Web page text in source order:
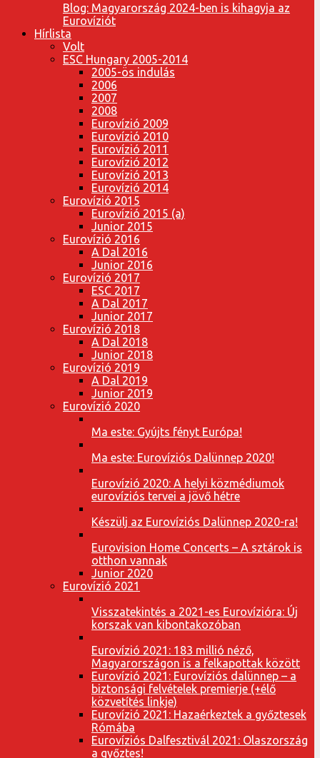
Blog: Magyarország 2024-ben is kihagyja az
Eurovíziót
Hírlista
Volt
ESC Hungary 2005-2014
2005-ös indulás
2006
2007
2008
Eurovízió 2009
Eurovízió 2010
Eurovízió 2011
Eurovízió 2012
Eurovízió 2013
Eurovízió 2014
Eurovízió 2015
Eurovízió 2015 (a)
Junior 2015
Eurovízió 2016
A Dal 2016
Junior 2016
Eurovízió 2017
ESC 2017
A Dal 2017
Junior 2017
Eurovízió 2018
A Dal 2018
Junior 2018
Eurovízió 2019
A Dal 2019
Junior 2019
Eurovízió 2020
Ma este: Gyújts fényt Európa!
Ma este: Eurovíziós Dalünnep 2020!
Eurovízió 2020: A helyi közmédiumok
eurovíziós tervei a jövő hétre
Készülj az Eurovíziós Dalünnep 2020-ra!
Eurovision Home Concerts – A sztárok is
otthon vannak
Junior 2020
Eurovízió 2021
Visszatekintés a 2021-es Eurovízióra: Új
korszak van kibontakozóban
Eurovízió 2021: 183 millió néző,
Magyarországon is a felkapottak között
Eurovízió 2021: Eurovíziós dalünnep – a
biztonsági felvételek premierje (+élő
közvetítés linkje)
Eurovízió 2021: Hazaérkeztek a győztesek
Rómába
Eurovíziós Dalfesztivál 2021: Olaszország
a győztes!